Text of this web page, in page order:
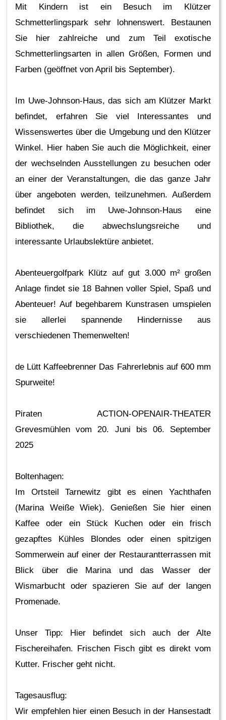
Mit Kindern ist ein Besuch im Klützer
Schmetterlingspark sehr lohnenswert. Bestaunen
Sie hier zahlreiche und zum Teil exotische
Schmetterlingsarten in allen Größen, Formen und
Farben (geöffnet von April bis September).
Im Uwe-Johnson-Haus, das sich am Klützer Markt
befindet, erfahren Sie viel Interessantes und
Wissenswertes über die Umgebung und den Klützer
Winkel. Hier haben Sie auch die Möglichkeit, einer
der wechselnden Ausstellungen zu besuchen oder
an einer der Veranstaltungen, die das ganze Jahr
über angeboten werden, teilzunehmen. Außerdem
befindet sich im Uwe-Johnson-Haus eine
Bibliothek, die abwechslungsreiche und
interessante Urlaubslektüre anbietet.
Abenteuergolfpark Klütz auf gut 3.000 m² großen
Anlage findet sie 18 Bahnen voller Spiel, Spaß und
Abenteuer! Auf begehbarem Kunstrasen umspielen
sie allerlei spannende Hindernisse aus
verschiedenen Themenwelten!
de Lütt Kaffeebrenner Das Fahrerlebnis auf 600 mm
Spurweite!
Piraten ACTION-OPENAIR-THEATER
Grevesmühlen vom 20. Juni bis 06. September
2025
Boltenhagen:
Im Ortsteil Tarnewitz gibt es einen Yachthafen
(Marina Weiße Wiek). Genießen Sie hier einen
Kaffee oder ein Stück Kuchen oder ein frisch
gezapftes Kühles Blondes oder einen spitzigen
Sommerwein auf einer der Restaurantterrassen mit
Blick über die Marina und das Wasser der
Wismarbucht oder spazieren Sie auf der langen
Promenade.
Unser Tipp: Hier befindet sich auch der Alte
Fischereihafen. Frischen Fisch gibt es direkt vom
Kutter. Frischer geht nicht.
Tagesausflug:
Wir empfehlen hier einen Besuch in der Hansestadt